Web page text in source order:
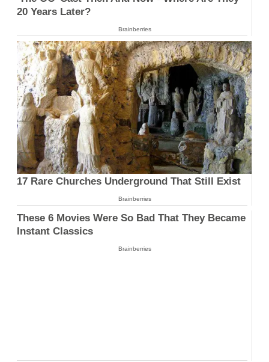
20 Years Later?
Brainberries
17 Rare Churches Underground That Still Exist
Brainberries
These 6 Movies Were So Bad That They Became
Instant Classics
Brainberries